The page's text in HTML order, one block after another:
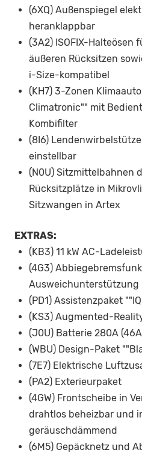
(6XQ) Außenspiegel
heranklappbar
(3A2) ISOFIX-Halteösen
äußeren Rücksitzen
i-Size-kompatibel
(KH7) 3-Zonen
Climatronic"" mit
Kombifilter
(8I6)
einstellbar
(N0U) Sitzmittelbahnen
Rücksitzplätze in
Sitzwangen in Artex
EXTRAS:
(KB3) 11 kW AC-
(4G3)
Ausweichunterstützung
(PD1) Assistenzpaket
(KS3) Augmented-
(J0U) Batterie 280A
(WBU) Design-Paket
(7E7) Elektrische
(PA2) Exterieurpaket
(4GW) Frontscheibe in
drahtlos beheizbar und
geräuschdämmend
(6M5) Gepäcknetz und